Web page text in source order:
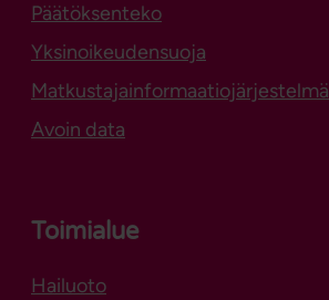
Päätöksenteko
Yksinoikeudensuoja
Matkustajainformaatiojärjestelmä
Avoin data
Toimialue
Hailuoto